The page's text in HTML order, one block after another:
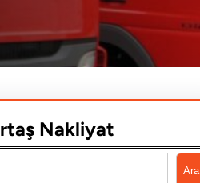
Nakliyat
Ara